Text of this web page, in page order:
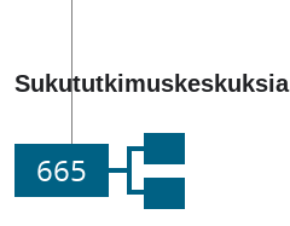
Sukututkimuskeskuksia
665